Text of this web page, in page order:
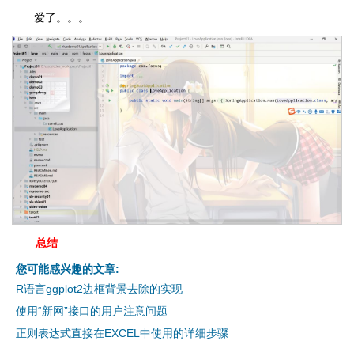
爱了。。。
总结
您可能感兴趣的文章:
R语言ggplot2边框背景去除的实现
使用“新网”接口的用户注意问题
正则表达式直接在EXCEL中使用的详细步骤